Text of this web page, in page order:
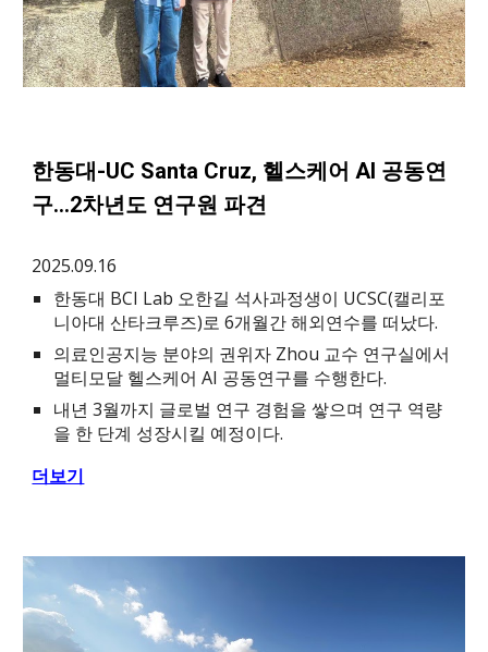
한동대-UC Santa Cruz, 헬스케어 AI 공동연
구…2차년도 연구원 파견
2025.09.16
한동대 BCI Lab 오한길 석사과정생이 UCSC(캘리포
니아대 산타크루즈)로 6개월간 해외연수를 떠났다.
의료인공지능 분야의 권위자 Zhou 교수 연구실에서
멀티모달 헬스케어 AI 공동연구를 수행한다.
내년 3월까지 글로벌 연구 경험을 쌓으며 연구 역량
을 한 단계 성장시킬 예정이다.
더보기